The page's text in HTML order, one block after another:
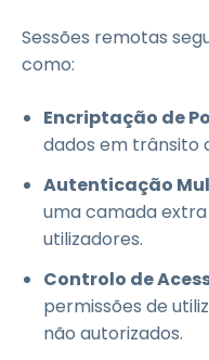
Sessões remotas
como:
Encriptação de
dados em trânsito
Autenticação
uma camada extra
utilizadores.
Controlo de
permissões de
não autorizados.